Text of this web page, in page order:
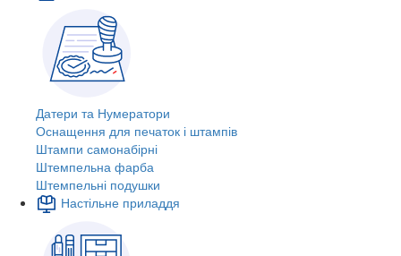
Датери та Нумератори
Оснащення для печаток і штампів
Штампи самонабірні
Штемпельна фарба
Штемпельні подушки
Настільне приладдя